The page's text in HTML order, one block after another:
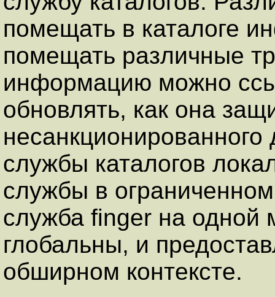
помещать в каталоге
помещать различные
информацию можно
обновлять, как она
службы каталогов
службы в
служба finger на
глобальны, и
обширном контексте.